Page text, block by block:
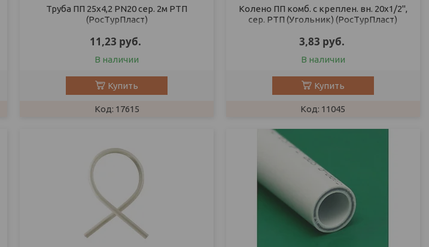
Труба ПП 25х4,2 PN20 сер. 2м РТП
(РосТурПласт)
11,23 руб.
В наличии
Купить
17615
Колено ПП комб. с креплен. вн. 20х1/2",
сер. РТП (Угольник) (РосТурПласт)
3,83 руб.
В наличии
Купить
11045